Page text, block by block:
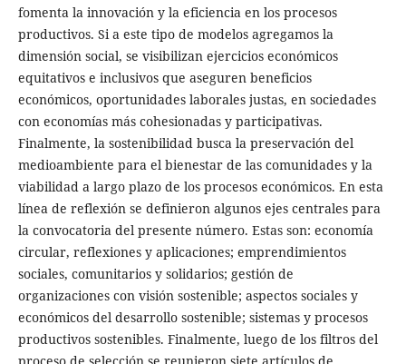
fomenta la innovación y la eficiencia en los procesos
productivos. Si a este tipo de modelos agregamos la
dimensión social, se visibilizan ejercicios económicos
equitativos e inclusivos que aseguren beneficios
económicos, oportunidades laborales justas, en sociedades
con economías más cohesionadas y participativas.
Finalmente, la sostenibilidad busca la preservación del
medioambiente para el bienestar de las comunidades y la
viabilidad a largo plazo de los procesos económicos. En esta
línea de reflexión se definieron algunos ejes centrales para
la convocatoria del presente número. Estas son: economía
circular, reflexiones y aplicaciones; emprendimientos
sociales, comunitarios y solidarios; gestión de
organizaciones con visión sostenible; aspectos sociales y
económicos del desarrollo sostenible; sistemas y procesos
productivos sostenibles. Finalmente, luego de los filtros del